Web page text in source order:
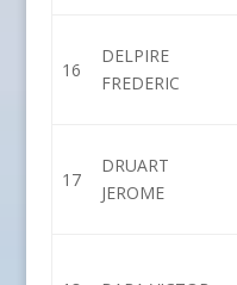
16
DELPIRE
FREDERIC
17
DRUART
JEROME